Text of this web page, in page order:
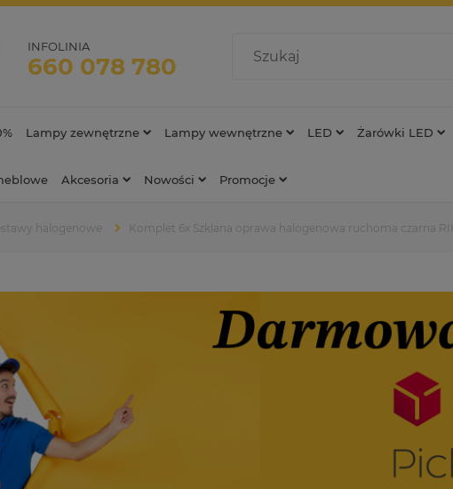
INFOLINIA
660 078 780
Lampy zewnętrzne Lampy wewnętrzne LED Żarówki LED
Akcesoria Nowości Promocje
halogenowe Komplet 6x Szklana oprawa halogenowa ruchoma czarna